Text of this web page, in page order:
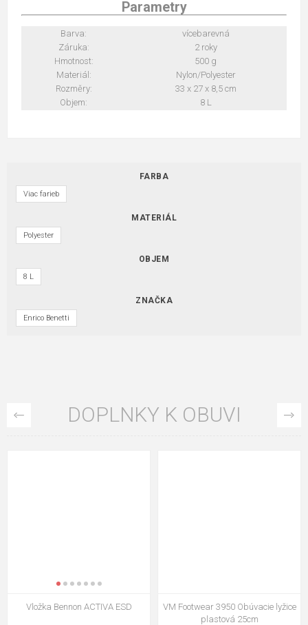
Parametry
Barva:
vícebarevná
Záruka:
2 roky
Hmotnost:
500 g
Materiál:
Nylon/Polyester
Rozměry:
33 x 27 x 8,5 cm
Objem:
8 L
FARBA
Viac farieb
MATERIÁL
Polyester
OBJEM
8 L
ZNAČKA
Enrico Benetti
DOPLNKY K OBUVI
Vložka Bennon ACTIVA ESD
VM Footwear 3950 Obúvacie lyžice
plastová 25cm